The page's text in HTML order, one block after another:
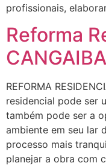
profissionais,
Reforma
CANGAIBA
REFORMA
residencial pode ser
também pode ser a
ambiente em seu lar
processo mais
planejar a obra com